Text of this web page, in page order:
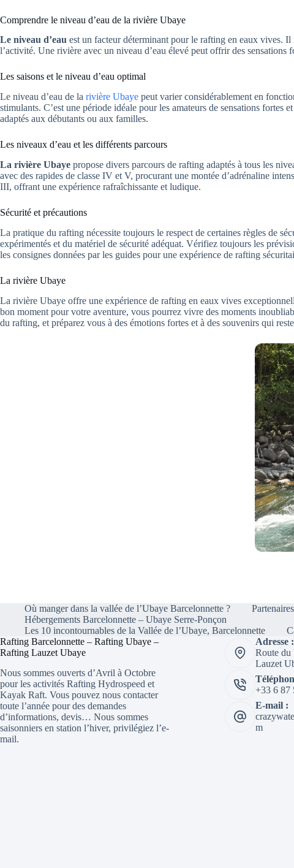
Comprendre le niveau d’eau de la rivière Ubaye
Le niveau d’eau est un facteur déterminant pour le rafting en eaux vives.
l’activité. Une rivière avec un niveau d’eau élevé peut offrir des sensations
Les saisons et le niveau d’eau optimal
Le niveau d’eau de la rivière Ubaye peut varier considérablement en
stimulants. C’est une période idéale pour les amateurs de sensations fortes
adaptés aux débutants ou aux familles.
Les niveaux d’eau et les différents parcours
La rivière Ubaye propose divers parcours de rafting adaptés à tous les
avec des rapides de classe IV et V, procurant une montée d’adrénaline
III, offrant une expérience rafraîchissante et ludique.
Sécurité et précautions
La pratique du rafting nécessite toujours le respect de certaines règles de
expérimentés et du matériel de sécurité adéquat. Vérifiez toujours les
les consignes données par les guides pour une expérience de rafting
La rivière Ubaye
La rivière Ubaye offre une expérience de rafting en eaux vives
bon moment pour votre aventure, vous pourrez vivre des moments
du rafting, et préparez vous à des émotions fortes et à des souvenirs qui
Où manger dans la vallée de l’Ubaye Barcelonnette ?
Hébergements Barcelonnette – Ubaye Serre-Ponçon
Les 10 incontournables de la Vallée de l’Ubaye, Barcelonnette
Rafting Barcelonnette – Rafting Ubaye –
Rafting Lauzet Ubaye
Nous sommes ouverts d’Avril à Octobre
pour les activités Rafting Hydrospeed et
Kayak Raft. Vous pouvez nous contacter
toute l’année pour des demandes
d’informations, devis… Nous sommes
saisonniers en station l’hiver, privilégiez l’e-
mail.
Adresse :
Route
Lauzet
+33 6 87
E-mail :
m